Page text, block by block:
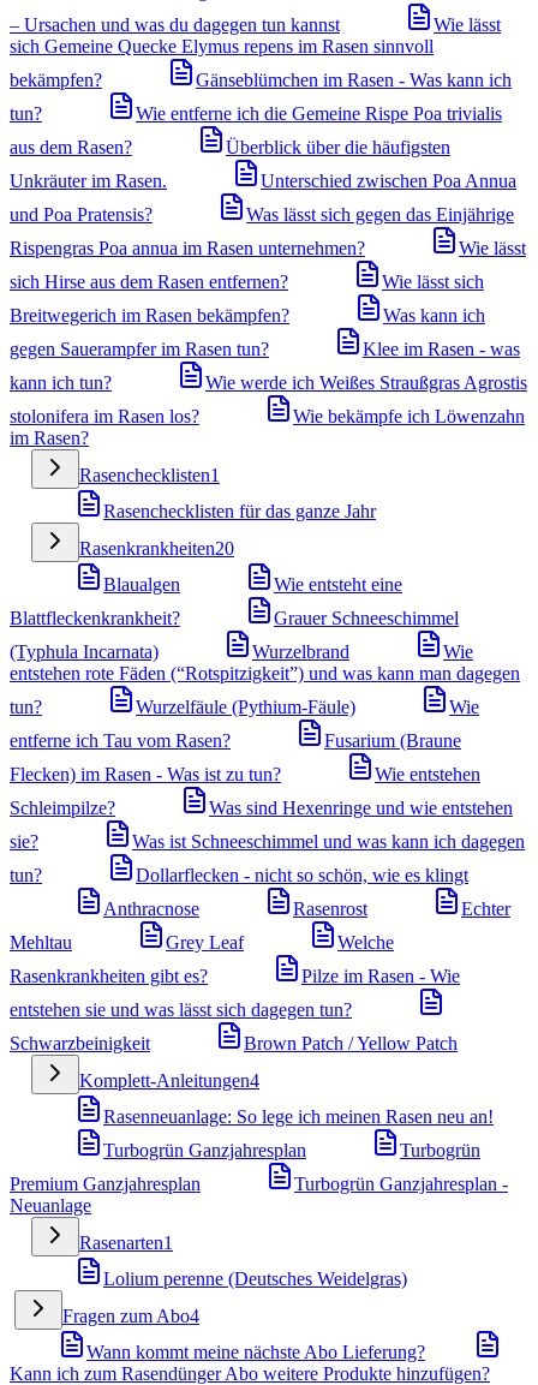
– Ursachen und was du dagegen tun kannst
Wie lässt
sich Gemeine Quecke Elymus repens im Rasen sinnvoll
bekämpfen?
Gänseblümchen im Rasen - Was kann ich
tun?
Wie entferne ich die Gemeine Rispe Poa trivialis
aus dem Rasen?
Überblick über die häufigsten
Unkräuter im Rasen.
Unterschied zwischen Poa Annua
und Poa Pratensis?
Was lässt sich gegen das Einjährige
Rispengras Poa annua im Rasen unternehmen?
Wie lässt
sich Hirse aus dem Rasen entfernen?
Wie lässt sich
Breitwegerich im Rasen bekämpfen?
Was kann ich
gegen Sauerampfer im Rasen tun?
Klee im Rasen - was
kann ich tun?
Wie werde ich Weißes Straußgras Agrostis
stolonifera im Rasen los?
Wie bekämpfe ich Löwenzahn
im Rasen?
Rasenchecklisten1
Rasenchecklisten für das ganze Jahr
Rasenkrankheiten20
Blaualgen
Wie entsteht eine
Blattfleckenkrankheit?
Grauer Schneeschimmel
(Typhula Incarnata)
Wurzelbrand
Wie
entstehen rote Fäden (“Rotspitzigkeit”) und was kann man dagegen
tun?
Wurzelfäule (Pythium-Fäule)
Wie
entferne ich Tau vom Rasen?
Fusarium (Braune
Flecken) im Rasen - Was ist zu tun?
Wie entstehen
Schleimpilze?
Was sind Hexenringe und wie entstehen
sie?
Was ist Schneeschimmel und was kann ich dagegen
tun?
Dollarflecken - nicht so schön, wie es klingt
Anthracnose
Rasenrost
Echter
Mehltau
Grey Leaf
Welche
Rasenkrankheiten gibt es?
Pilze im Rasen - Wie
entstehen sie und was lässt sich dagegen tun?
Schwarzbeinigkeit
Brown Patch / Yellow Patch
Komplett-Anleitungen4
Rasenneuanlage: So lege ich meinen Rasen neu an!
Turbogrün Ganzjahresplan
Turbogrün
Premium Ganzjahresplan
Turbogrün Ganzjahresplan -
Neuanlage
Rasenarten1
Lolium perenne (Deutsches Weidelgras)
Fragen zum Abo4
Wann kommt meine nächste Abo Lieferung?
Kann ich zum Rasendünger Abo weitere Produkte hinzufügen?